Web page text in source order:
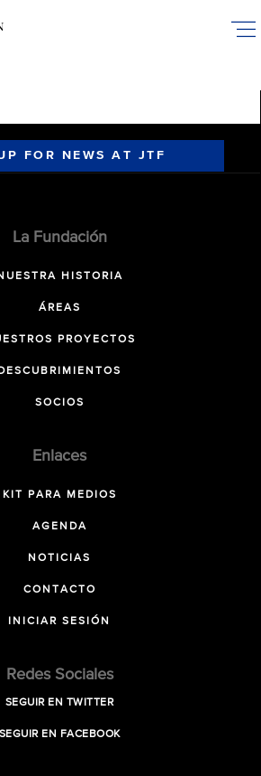
FOR NEWS AT JTF
La Fundación
HISTORIA
ÁREAS
PROYECTOS
DESCUBRIMIENTOS
SOCIOS
Enlaces
KIT PARA MEDIOS
AGENDA
NOTICIAS
CONTACTO
INICIAR SESIÓN
Redes Sociales
SEGUIR EN TWITTER
SEGUIR EN FACEBOOK